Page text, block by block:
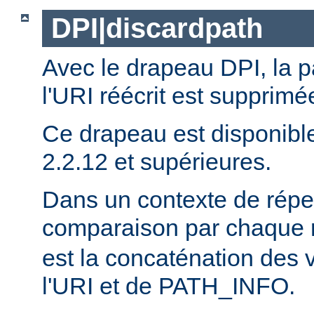
DPI|discardpath
Avec le drapeau DPI, la
l'URI réécrit est
Ce drapeau est
2.2.12 et supérieures.
Dans un contexte de
comparaison par
est la concaténation des
l'URI et de PATH_INFO.